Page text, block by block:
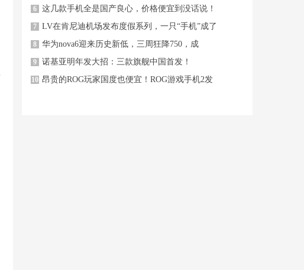
6 这几款手机全是国产良心，价格便宜到没话说！
7 LV在肯尼迪机场发布度假系列，一只“手机”成了
8 华为nova6迎来历史新低，三周狂降750，成
9 诺基亚明年发大招：三款旗舰中国首发！
10 昂贵的ROG玩家国度也便宜！ROG游戏手机2发